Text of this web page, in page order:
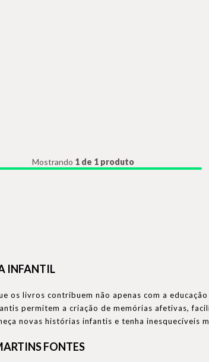
Mostrando 1 de 1 produto
INFANTIL
livros contribuem não apenas com a educação
permitem a criação de memórias afetivas,
novas histórias infantis e tenha inesquecíveis
FONTES